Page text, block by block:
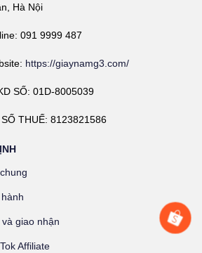
Hà Nội
091 9999 487
https://giaynamg3.com/
SỐ: 01D-8005039
SỐ THUẾ: 8123821586
giao nhận
Affiliate